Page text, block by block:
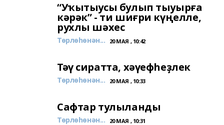
“Уҡытыусы булып тыуырға
кәрәк” - ти шиғри күңелле,
рухлы шәхес
Төрлөһөнән... 20 МАЯ , 10:42
Тәү сиратта, хәүефһеҙлек
Төрлөһөнән... 20 МАЯ , 10:33
Сафтар тулыланды
Төрлөһөнән... 20 МАЯ , 10:31